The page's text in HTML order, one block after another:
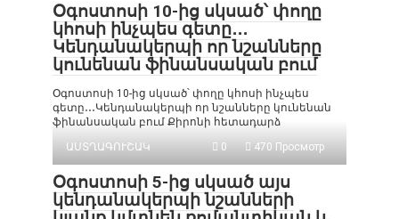
Օգոստոսի 10-ից սկսած՝ փողը
կհոսի ինչպես գետը․․․
Կենդանակերպի որ նշանները
կունենան ֆինանսական բում
Օգոստոսի 10-ից սկսած՝ փողը կհոսի ինչպես
գետը․․․Կենդանակերպի որ նշանները կունենան
ֆինանսական բում Քիրոնի հետադարձ
ԱՍՏՂԱԳՈՒՇԱԿ
0 470 Просмотр
Օգոստոսի 5-ից սկսած այս
կենդանակերպի նշանների